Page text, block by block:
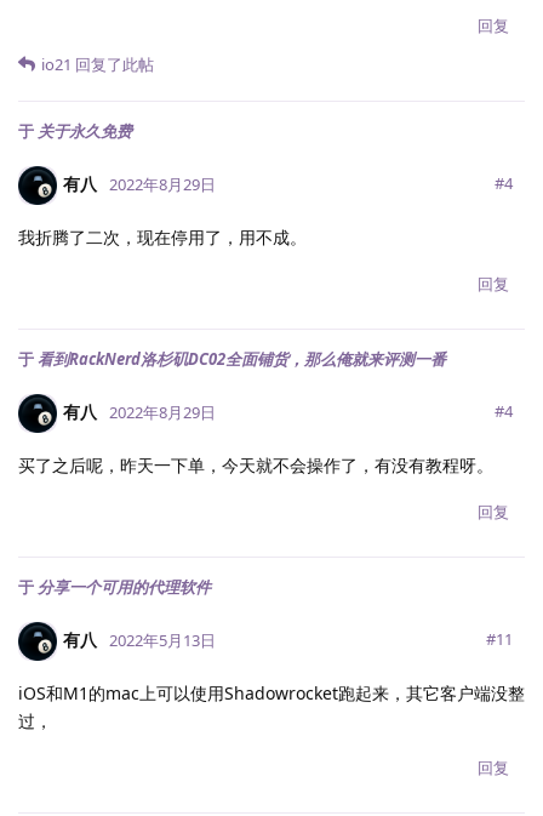
回复
io21 回复了此帖
于 关于永久免费
有八 2022年8月29日 #4
我折腾了二次，现在停用了，用不成。
回复
于看到RackNerd洛杉矶DC02全面铺货，那么俺就来评测一番
有八 2022年8月29日 #4
买了之后呢，昨天一下单，今天就不会操作了，有没有教程呀。
回复
于 分享一个可用的代理软件
有八 2022年5月13日 #11
iOS和M1的mac上可以使用Shadowrocket跑起来，其它客户端没整
过，
回复